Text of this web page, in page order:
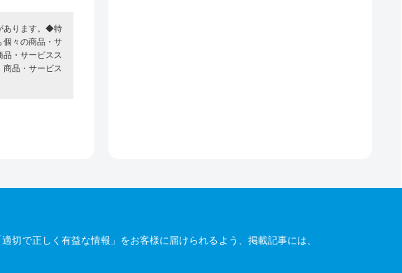
あります。◆特
々の商品・サ
・サービスス
品・サービス
で正しく有益な情報」をお客様に届けられるよう、掲載記事には、